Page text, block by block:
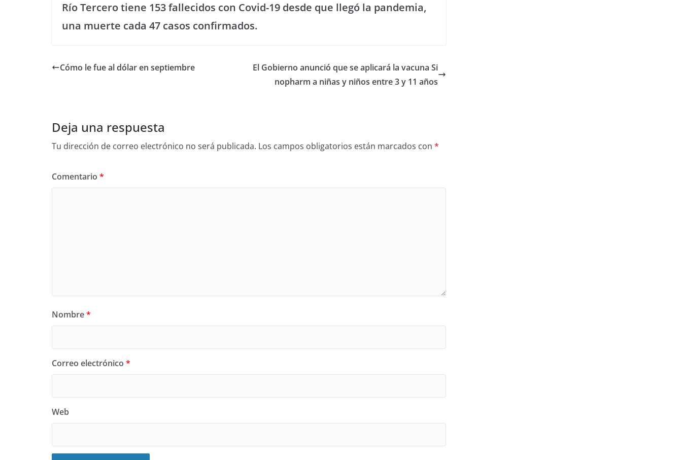
Río Tercero tiene 153 fallecidos con Covid-19 desde que llegó la pandemia,
una muerte cada 47 casos confirmados.
Cómo le fue al dólar en septiembre
El Gobierno anunció que se aplicará la vacuna Si
nopharm a niñas y niños entre 3 y 11 años
Deja una respuesta
Tu dirección de correo electrónico no será publicada. Los campos obligatorios están marcados con *
Comentario *
Nombre*
Correo electrónico *
Web